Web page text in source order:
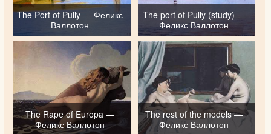
The Port of Pully — Феликс
Валлотон
The port of Pully (study) —
Феликс Валлотон
The Rape of Europa —
Феликс Валлотон
The rest of the models —
Феликс Валлотон